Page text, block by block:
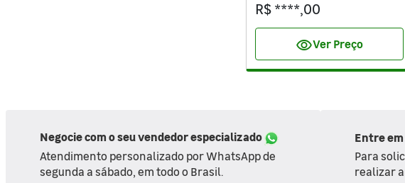
Portas, Janelas e Portões
Segurança e Comunicação
R$ ****,00
visibilityVer Preço
Negocie com o seu vendedor especializado
Atendimento personalizado por WhatsApp de
segunda a sábado, em todo o Brasil.
Entre
Para
realizar